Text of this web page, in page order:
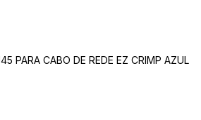
PARA CABO DE REDE EZ CRIMP AZUL